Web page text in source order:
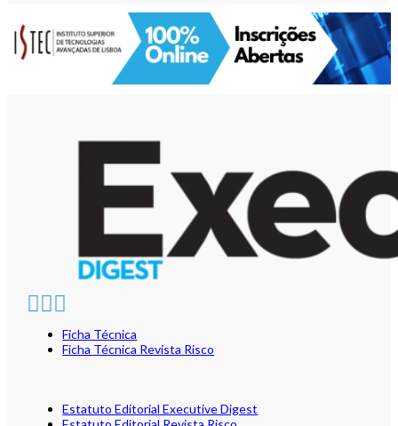
Ficha Técnica
Ficha Técnica Revista Risco
Estatuto Editorial Executive Digest